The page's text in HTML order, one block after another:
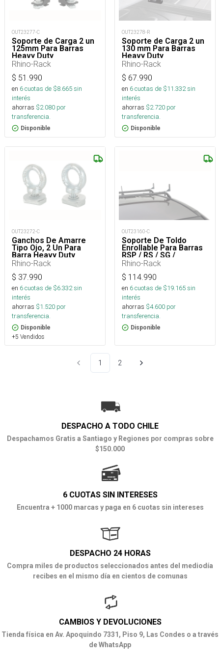
OUT23277-C
Soporte de Carga 2 un
125mm Para Barras
Heavy Duty
Rhino-Rack
$ 51.990
en 6cuotas de $8.665sin
interés
ahorras $2.080 por
transferencia.
Disponible
OUT23278-R
Soporte de Carga 2 un
130 mm Para Barras
Heavy Duty
Rhino-Rack
$ 67.990
en 6cuotas de $11.332sin
interés
ahorras $2.720 por
transferencia.
Disponible
OUT23272-C
Ganchos De Amarre
Tipo Ojo, 2 Un Para
Barra Heavy Duty
Rhino-Rack
$ 37.990
en 6cuotas de $6.332sin
interés
ahorras $1.520 por
transferencia.
Disponible
+5 Vendidos
OUT23160-C
Soporte De Toldo
Enrollable Para Barras
RSP / RS / SG /
Stealthbar
Rhino-Rack
$ 114.990
en 6cuotas de $19.165sin
interés
ahorras $4.600 por
transferencia.
Disponible
1 2
DESPACHO A TODO CHILE
Despachamos Gratis a Santiago y Regiones por compras sobre
$150.000
6 CUOTAS SIN INTERESES
Encuentra + 1000 marcas y paga en 6 cuotas sin intereses
DESPACHO 24 HORAS
Compra miles de productos seleccionados antes del mediodía
recibes en el mismo día en cientos de comunas
CAMBIOS Y DEVOLUCIONES
Tienda física en Av. Apoquindo 7331, Piso 9, Las Condes o a través
de WhatsApp